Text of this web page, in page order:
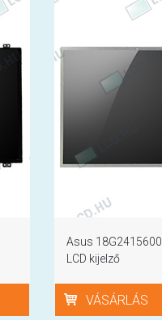
Asus
LCD kijelző
VÁSÁRLÁS